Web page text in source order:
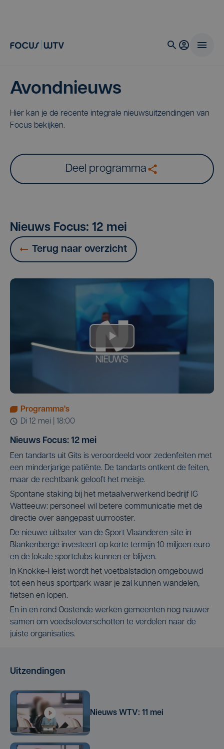
Avondnieuws
Hier kan je de recente integrale nieuwsuitzendingen van
Focus bekijken.
Deel programma
Nieuws Focus: 12 mei
Terug naar overzicht
Programma's
di 12 mei | 18:00
Nieuws Focus: 12 mei
Een tandarts uit Gits is veroordeeld voor zedenfeiten met
een minderjarige patiënte. De tandarts ontkent de feiten,
maar de rechtbank gelooft het meisje.
Spontane staking bij het metaalverwerkend bedrijf IG
Watteeuw: personeel wil betere communicatie met de
directie over aangepast uurrooster.
De nieuwe uitbater van de Sport Vlaanderen-site in
Blankenberge investeert op korte termijn 10 miljoen euro
en de lokale sportclubs kunnen er blijven.
In Knokke-Heist wordt het voetbalstadion omgebouwd
tot een heus sportpark waar je zal kunnen wandelen,
fietsen en lopen.
En in en rond Oostende werken gemeenten nog nauwer
samen om voedseloverschotten te verdelen naar de
juiste organisaties.
Uitzendingen
Nieuws WTV: 11 mei